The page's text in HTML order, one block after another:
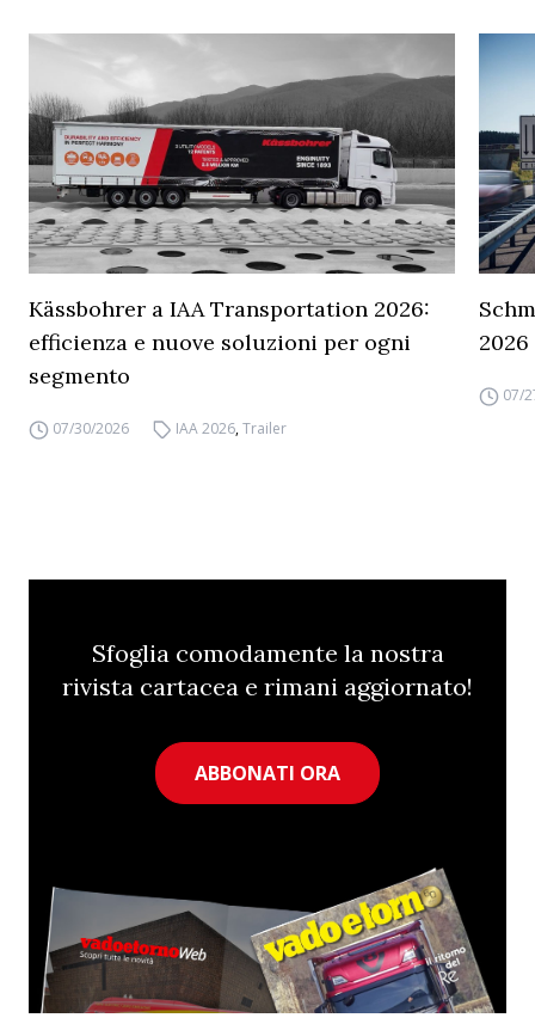
Kässbohrer a IAA Transportation 2026:
efficienza e nuove soluzioni per ogni
segmento
07/30/2026 IAA 2026,Trailer
2026
07/
Sfoglia comodamente la nostra
rivista cartacea e rimani aggiornato!
ABBONATI ORA